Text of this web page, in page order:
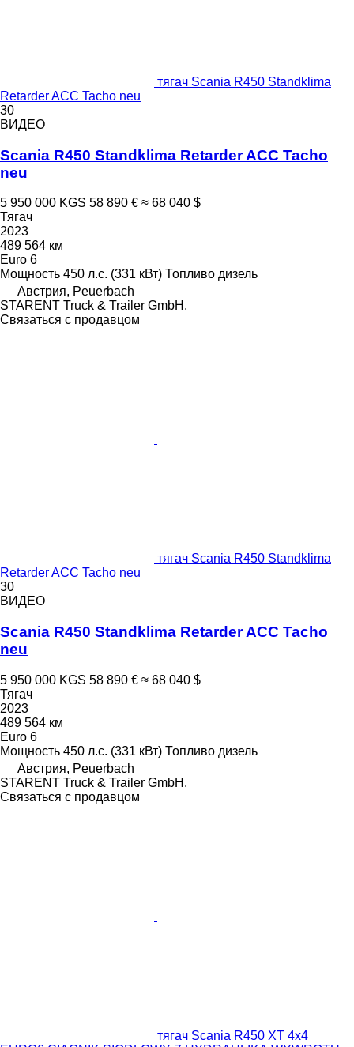
тягач Scania R450 Standklima
Retarder ACC Tacho neu
30
ВИДЕО
Scania R450 Standklima Retarder ACC Tacho
neu
5 950 000 KGS 58 890 € ≈ 68 040 $
Тягач
2023
489 564 км
Euro 6
Мощность 450 л.с. (331 кВт) Топливо дизель
Австрия, Peuerbach
STARENT Truck & Trailer GmbH.
Связаться с продавцом
тягач Scania R450 Standklima
Retarder ACC Tacho neu
30
ВИДЕО
Scania R450 Standklima Retarder ACC Tacho
neu
5 950 000 KGS 58 890 € ≈ 68 040 $
Тягач
2023
489 564 км
Euro 6
Мощность 450 л.с. (331 кВт) Топливо дизель
Австрия, Peuerbach
STARENT Truck & Trailer GmbH.
Связаться с продавцом
тягач Scania R450 XT 4x4